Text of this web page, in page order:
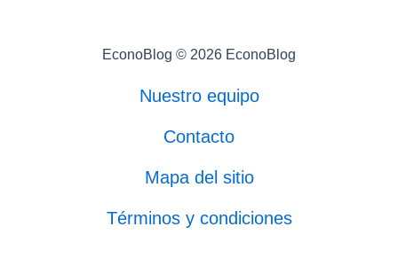
EconoBlog © 2026 EconoBlog
Nuestro equipo
Contacto
Mapa del sitio
Términos y condiciones